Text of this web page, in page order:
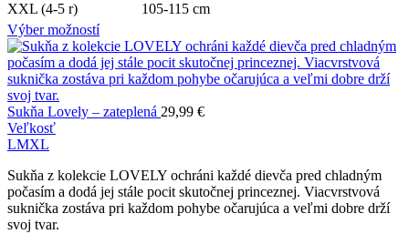
XXL (4-5 r)
105-115 cm
Výber možností
Sukňa Lovely – zateplená 29,99 €
Veľkosť
LMXL
Sukňa z kolekcie LOVELY ochráni každé dievča pred chladným
počasím a dodá jej stále pocit skutočnej princeznej. Viacvrstvová
suknička zostáva pri každom pohybe očarujúca a veľmi dobre drží
svoj tvar.